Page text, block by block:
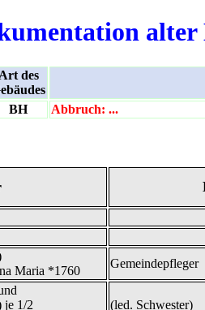
alter
Art des
BH Abbruch: ...
Maria *1760
Gemeindepfleger
je 1/2
(led. Schwester)